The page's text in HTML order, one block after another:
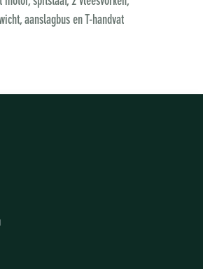
aanslagbus en T-handvat